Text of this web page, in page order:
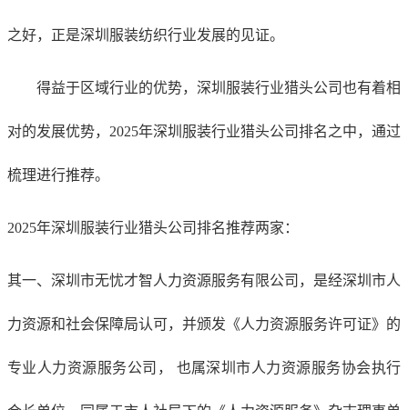
之好，正是深圳服装纺织行业发展的见证。
得益于区域行业的优势，深圳服装行业猎头公司也有着相
对的发展优势， 2025年深圳服装行业猎头公司排名之中，通过
梳理进行推荐。
2025年深圳服装行业猎头公司排名推荐两家：
其一、 深圳市无忧才智人力资源服务有限公司 ，是经深圳市人
力资源和社会保障局认可，并颁发《人力资源服务许可证》的
专业人力资源服务公司， 也属深圳市人力资源服务协会执行